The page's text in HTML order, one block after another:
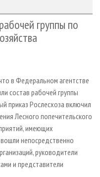
группы по
в Федеральном агентстве
состав рабочей группы
приказ Рослесхоза включил
Лесного попечительского
имеющих
вошли непосредственно
руководители
и представители